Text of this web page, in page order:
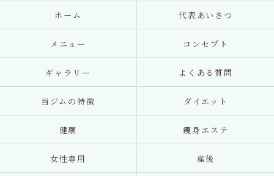
ホーム 代表あいさつ
メニュー コンセプト
ギャラリー よくある質問
当ジムの特徴 ダイエット
健康 痩身エステ
女性専用 産後